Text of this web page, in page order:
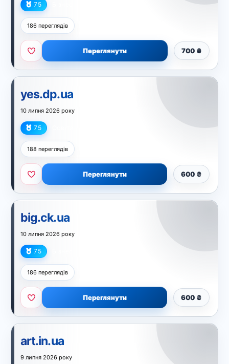
75
186 переглядів
700 ₴
Переглянути
yes.dp.ua
10 липня 2026 року
75
188 переглядів
600 ₴
Переглянути
big.ck.ua
10 липня 2026 року
75
186 переглядів
600 ₴
Переглянути
art.in.ua
9 липня 2026 року